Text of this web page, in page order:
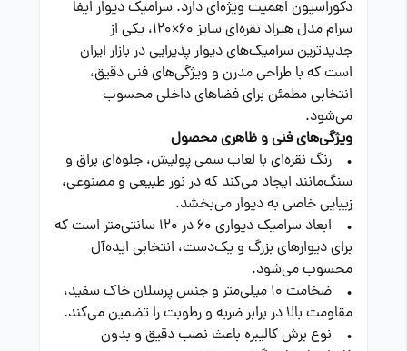
دکوراسیون اهمیت ویژه‌ای دارد. سرامیک دیوار ایفا
سرام مدل هیراد نقره‌ای سایز ۶۰×۱۲۰، یکی از
جدیدترین سرامیک‌های دیوار پذیرایی در بازار ایران
است که با طراحی مدرن و ویژگی‌های فنی دقیق،
انتخابی مطمئن برای فضاهای داخلی محسوب
می‌شود.
ویژگی‌های فنی و ظاهری محصول
• رنگ نقره‌ای با لعاب سمی پولیش، جلوه‌ای براق و
سنگ‌مانند ایجاد می‌کند که در نور طبیعی و مصنوعی،
زیبایی خاصی به دیوار می‌بخشد.
• ابعاد سرامیک دیواری ۶۰ در ۱۲۰ سانتی‌متر است که
برای دیوارهای بزرگ و یک‌دست، انتخابی ایده‌آل
محسوب می‌شود.
• ضخامت ۱۰ میلی‌متر و جنس پرسلان خاک سفید،
مقاومت بالا در برابر ضربه و رطوبت را تضمین می‌کند.
• نوع برش کالیبره باعث نصب دقیق و بدون